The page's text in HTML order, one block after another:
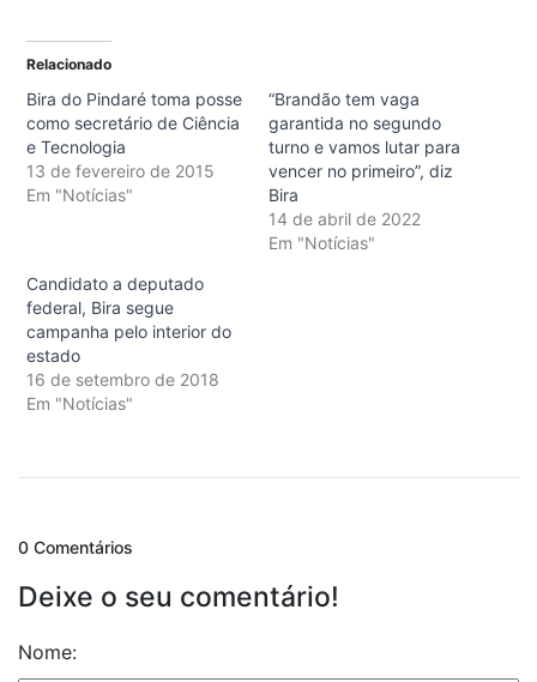
Relacionado
Bira do Pindaré toma posse
como secretário de Ciência
e Tecnologia
13 de fevereiro de 2015
Em "Notícias"
“Brandão tem vaga
garantida no segundo
turno e vamos lutar para
vencer no primeiro”, diz
Bira
14 de abril de 2022
Em "Notícias"
Candidato a deputado
federal, Bira segue
campanha pelo interior do
estado
16 de setembro de 2018
Em "Notícias"
0 Comentários
Deixe o seu comentário!
Nome: